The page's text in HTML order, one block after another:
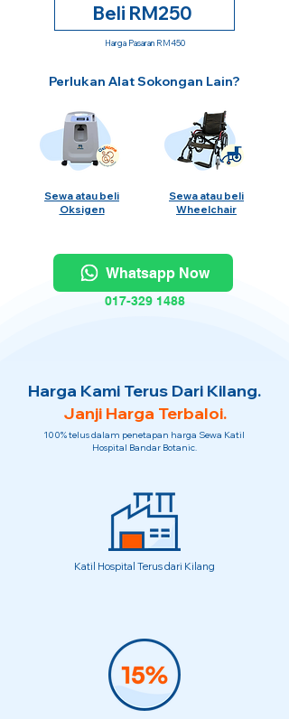
Beli RM250
Harga Pasaran RM450
Perlukan Alat Sokongan Lain?
Sewa atau beli
Oksigen
Sewa atau beli
Wheelchair
Whatsapp Now
017-329 1488
Harga Kami Terus Dari Kilang.
Janji Harga Terbaloi.
100% telus dalam penetapan harga Sewa Katil
Hospital Bandar Botanic.
Katil Hospital Terus dari Kilang